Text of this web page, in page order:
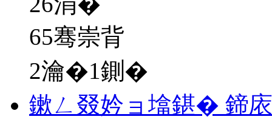
65骞崇背
2瀹�1鍘�
鏉ㄥ叕妗ョ墖鍖� 鍗